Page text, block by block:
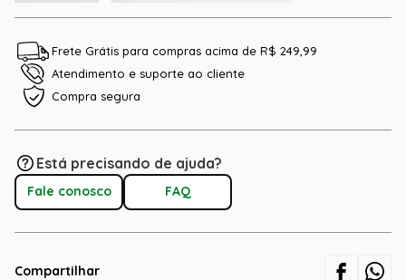
Frete Grátis para compras acima de R$ 249,99
Atendimento e suporte ao cliente
Compra segura
Está precisando de ajuda?
Fale conosco FAQ
Compartilhar